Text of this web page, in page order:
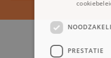
PRESTATIE